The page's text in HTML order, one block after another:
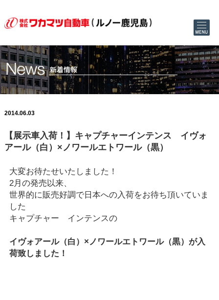
2014.06.03
【展示車入荷！】キャプチャーインテンス イヴォ
アール（白）×ノワールエトワール（黒）
大変お待たせいたしました！
2月の発売以来、
世界的に販売好調で日本への入荷をお待ち頂いていま
した
キャプチャー インテンスの
イヴォアール（白）×ノワールエトワール（黒）が入
荷致しました ！